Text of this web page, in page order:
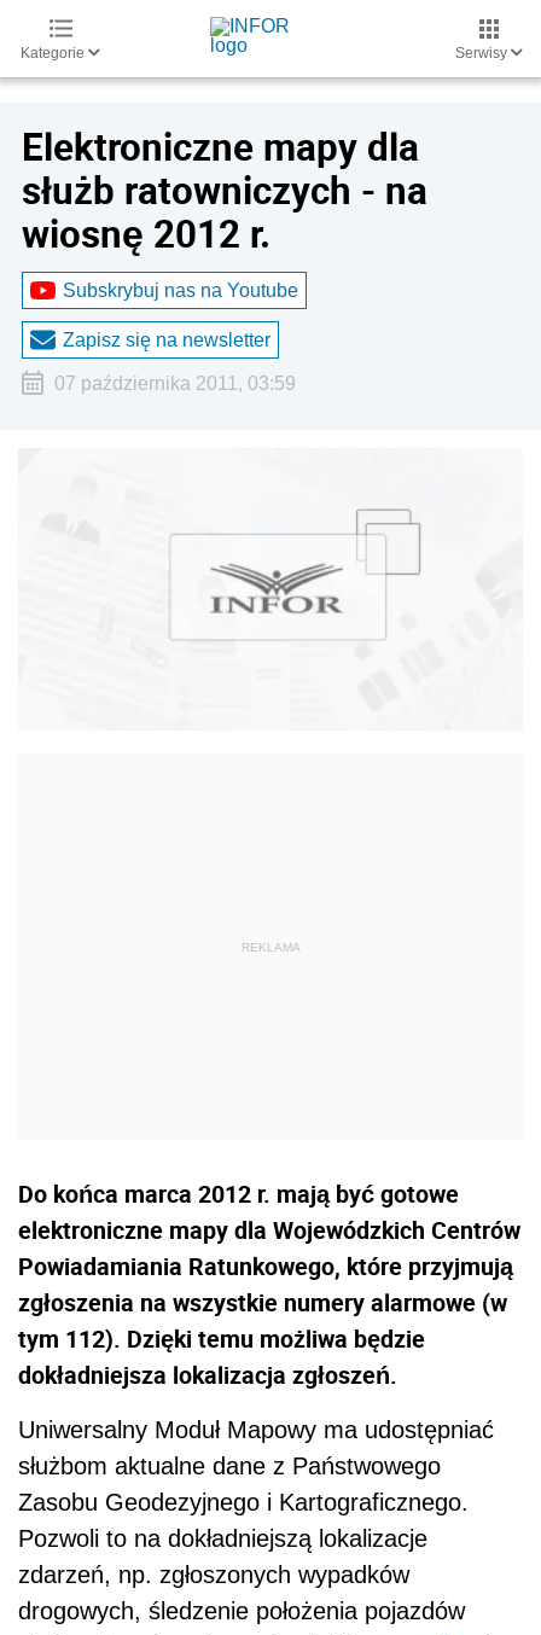
Kategorie Serwisy
Elektroniczne mapy dla
służb ratowniczych - na
wiosnę 2012 r.
Subskrybuj nas na Youtube
Zapisz się na newsletter
07 października 2011, 03:59
Do końca marca 2012 r. mają być gotowe
elektroniczne mapy dla Wojewódzkich Centrów
Powiadamiania Ratunkowego, które przyjmują
zgłoszenia na wszystkie numery alarmowe (w
tym 112). Dzięki temu możliwa będzie
dokładniejsza lokalizacja zgłoszeń.
Uniwersalny Moduł Mapowy ma udostępniać
służbom aktualne dane z Państwowego
Zasobu Geodezyjnego i Kartograficznego.
Pozwoli to na dokładniejszą lokalizacje
zdarzeń, np. zgłoszonych wypadków
drogowych, śledzenie położenia pojazdów